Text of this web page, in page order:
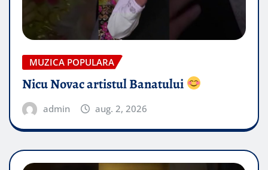
MUZICA POPULARA
Nicu Novac artistul Banatului
admin aug. 2, 2026